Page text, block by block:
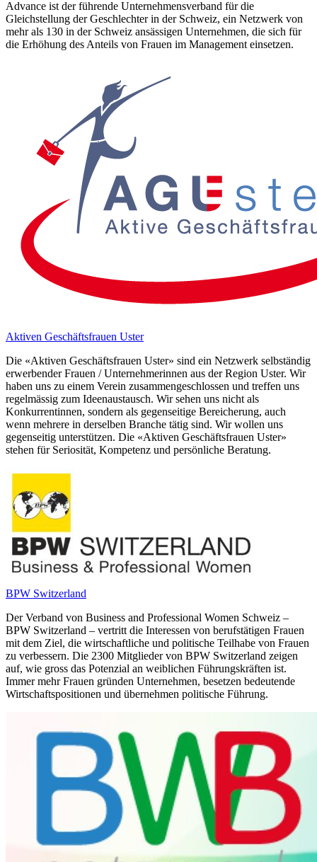
Advance ist der führende Unternehmensverband für die
Gleichstellung der Geschlechter in der Schweiz, ein Netzwerk von
mehr als 130 in der Schweiz ansässigen Unternehmen, die sich für
die Erhöhung des Anteils von Frauen im Management einsetzen.
Aktiven Geschäftsfrauen Uster
Die «Aktiven Geschäftsfrauen Uster» sind ein Netzwerk selbständig
erwerbender Frauen / Unternehmerinnen aus der Region Uster. Wir
haben uns zu einem Verein zusammengeschlossen und treffen uns
regelmässig zum Ideenaustausch. Wir sehen uns nicht als
Konkurrentinnen, sondern als gegenseitige Bereicherung, auch
wenn mehrere in derselben Branche tätig sind. Wir wollen uns
gegenseitig unterstützen. Die «Aktiven Geschäftsfrauen Uster»
stehen für Seriosität, Kompetenz und persönliche Beratung.
BPW Switzerland
Der Verband von Business and Professional Women Schweiz –
BPW Switzerland – vertritt die Interessen von berufstätigen Frauen
mit dem Ziel, die wirtschaftliche und politische Teilhabe von Frauen
zu verbessern. Die 2300 Mitglieder von BPW Switzerland zeigen
auf, wie gross das Potenzial an weiblichen Führungskräften ist.
Immer mehr Frauen gründen Unternehmen, besetzen bedeutende
Wirtschaftspositionen und übernehmen politische Führung.